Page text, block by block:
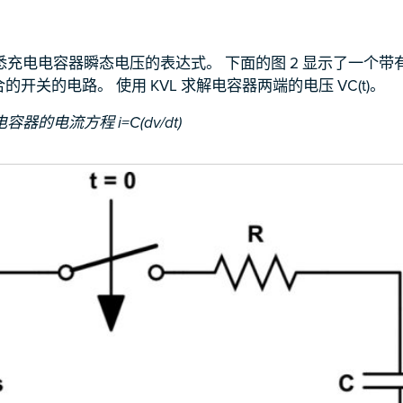
充电电容器瞬态电压的表达式。 下面的图 2 显示了一个带
开关的电路。 使用 KVL 求解电容器两端的电压 VC(t)。
容器的电流方程 i=C(dv/dt)